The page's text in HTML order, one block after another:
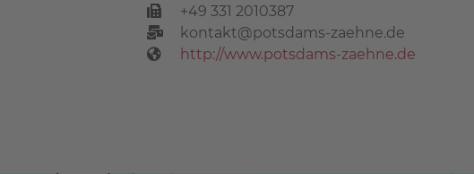
+49 331 2010387
kontakt@potsdams-zaehne.de
http://www.potsdams-zaehne.de